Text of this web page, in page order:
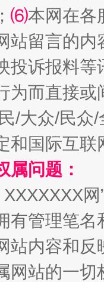
规模
⑹本网在各
站留言的内
投诉报料
为而直接
/大众/民
和国际互
属问题：
有管理笔
站内容和
网站的一